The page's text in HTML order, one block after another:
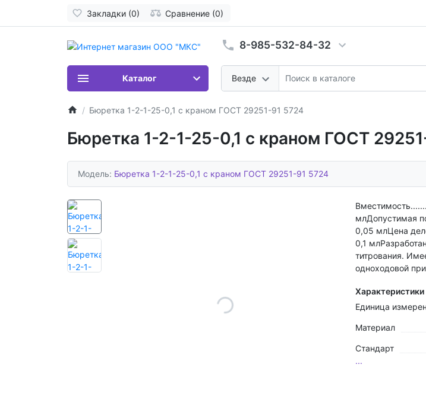
Закладки (0) Сравнение (0)
8-985-532-84-32
Везде
Каталог
Бюретка 1-2-1-25-0,1 с краном ГОСТ 29251-91 5724
Бюретка 1-2-1-25-0,1 с краном ГОСТ
Модель: Бюретка 1-2-1-25-0,1 с краном ГОСТ 29251-91 5724
млДопустимая
0,05 млЦена
0,1
титрования.
одноходовой
Характеристики
Единица
Материал
Стандарт
...